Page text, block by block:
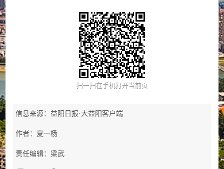
扫一扫在手机打开当前页
信息来源：益阳日报·大益阳客户端
作者：夏一杨
责任编辑：梁武